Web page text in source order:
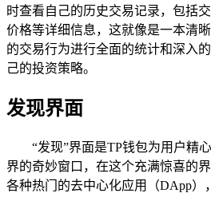
时查看自己的历史交易记录，包括
价格等详细信息，这就像是一本清
的交易行为进行全面的统计和深入
己的投资策略。
发现界面
“发现”界面是TP钱包为用户精
界的奇妙窗口，在这个充满惊喜的
各种热门的去中心化应用（DApp）